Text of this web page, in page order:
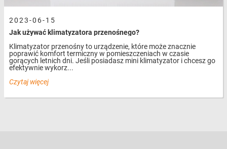
2023-06-15
Jak używać klimatyzatora przenośnego?
Klimatyzator przenośny to urządzenie, które może znacznie
poprawić komfort termiczny w pomieszczeniach w czasie
gorących letnich dni. Jeśli posiadasz mini klimatyzator i chcesz go
efektywnie wykorz...
Czytaj więcej